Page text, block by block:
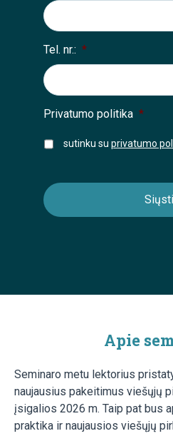
Tel. nr.: *
Privatumo politika *
sutinku su privatumo
Apie
Seminaro metu lektorius
naujausius pakeitimus viešųjų
įsigalios 2026 m. Taip pat bus
praktika ir naujausios viešųjų